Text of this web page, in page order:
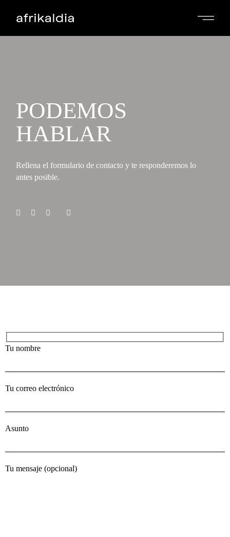
PODEMOS
HABLAR
Rellena el formulario de contacto y te responderemos lo
antes posible.
Tu nombre
Tu correo electrónico
Asunto
Tu mensaje (opcional)